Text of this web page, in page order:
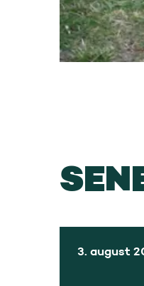
3. august